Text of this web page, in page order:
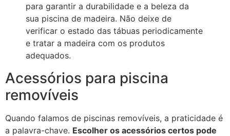
para garantir a durabilidade e a beleza da
sua piscina de madeira. Não deixe de
verificar o estado das tábuas periodicamente
e tratar a madeira com os produtos
adequados.
Acessórios para piscina
removíveis
Quando falamos de piscinas removíveis, a praticidade é
a palavra-chave. Escolher os acessórios certos pode